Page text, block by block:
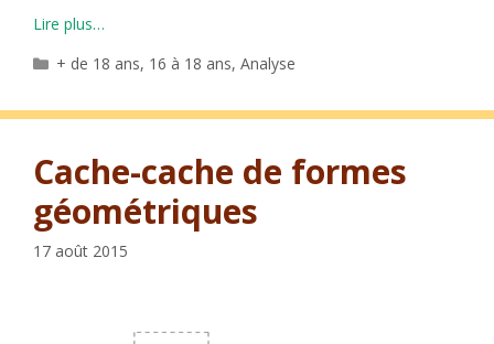
Lire plus…
Catégories
+ de 18 ans, 16 à 18 ans,Analyse
Cache-cache de formes
géométriques
17 août 2015